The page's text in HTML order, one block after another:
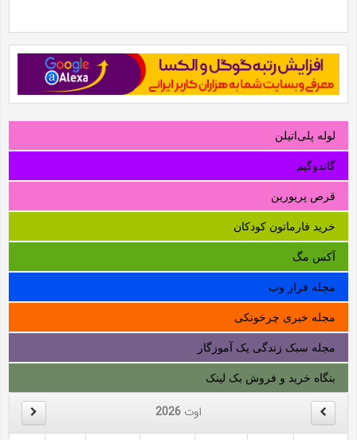
لوله‌ پلی‌اتیلن
گاندوگیم
قرص پریورین
خرید فارماتون کودکان
آکس مگ
مجله فراز وب
مجله خبری چرخونکی
مجله سبک زندگی یک آموزگار
بنگاه خرید و فروش بک لینک
اوت 2026